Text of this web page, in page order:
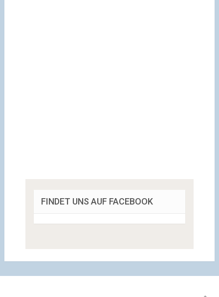
FINDET UNS AUF FACEBOOK